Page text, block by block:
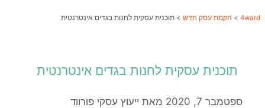
4ward
> הקמת עסק חדש > תוכנית עסקית לחנות בגדים אינטרנטית
תוכנית עסקית לחנות בגדים אינטרנטית
ספטמבר 7, 2020 מאת ייעוץ עסקי פורווד